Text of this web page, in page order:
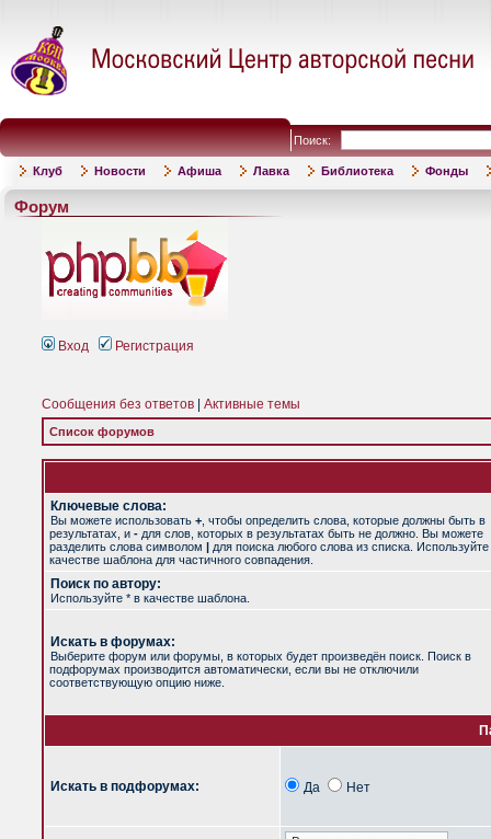
Поиск:
Клуб Новости Афиша Лавка Библиотека Фонды
Форум
Вход Регистрация
Сообщения без ответов Активные темы
Список форумов
Ключевые слова:
Вы можете использовать + , чтобы определить слова, которые должны быть в
результатах, и - для слов, которых в результатах быть не должно. Вы можете
разделить слова символом | для поиска любого слова из списка. Используйте
качестве шаблона для частичного совпадения.
Поиск по автору:
Используйте * в качестве шаблона.
Искать в форумах:
Выберите форум или форумы, в которых будет произведён поиск. Поиск в
подфорумах производится автоматически, если вы не отключили
соответствующую опцию ниже.
Искать в подфорумах: Да Нет